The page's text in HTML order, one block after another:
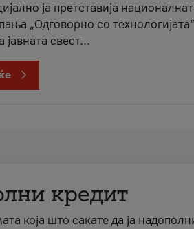
ја претставија
„Одговорно со
свест...
кредит
која што сакате да ја